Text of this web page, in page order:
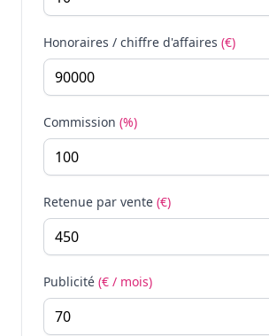
Honoraires / chiffre d'affaires (€)
Commission (%)
Retenue par vente (€)
Publicité (€ / mois)